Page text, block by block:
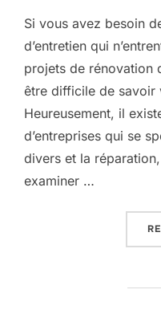
Si vous avez besoin
d’entretien qui
projets de rénovation
être difficile de savoir
Heureusement, il
d’entreprises qui se
divers et la
examiner …